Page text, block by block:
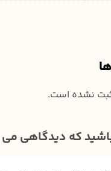
نشده است.
که دیدگاهی